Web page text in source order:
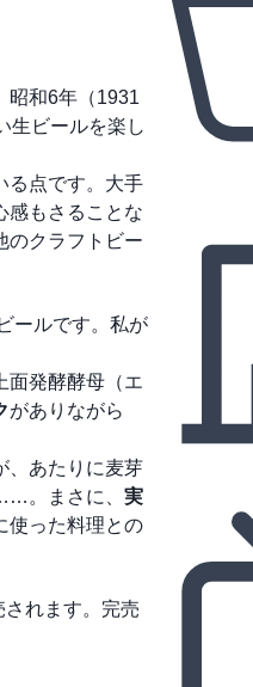
昭和6年（1931
生ビールを楽し
る点です。大手
感もさることな
のクラフトビー
ールです。私が
面発酵酵母（エ
がありながら
、あたりに麦芽
。まさに、 実
使った料理との
れます。完売